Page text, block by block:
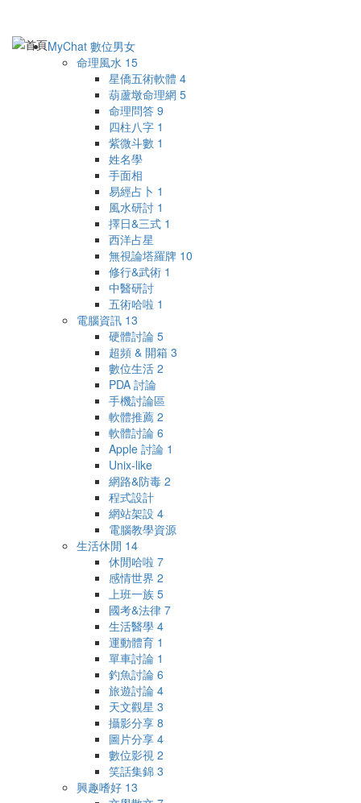
MyChat 數位男女
命理風水 15
星僑五術軟體 4
葫蘆墩命理網 5
命理問答 9
四柱八字 1
紫微斗數 1
姓名學
手面相
易經占卜 1
風水研討 1
擇日&三式 1
西洋占星
無視論塔羅牌 10
修行&武術 1
中醫研討
五術哈啦 1
電腦資訊 13
硬體討論 5
超頻 & 開箱 3
數位生活 2
PDA 討論
手機討論區
軟體推薦 2
軟體討論 6
Apple 討論 1
Unix-like
網路&防毒 2
程式設計
網站架設 4
電腦教學資源
生活休閒 14
休閒哈啦 7
感情世界 2
上班一族 5
國考&法律 7
生活醫學 4
運動體育 1
單車討論 1
釣魚討論 6
旅遊討論 4
天文觀星 3
攝影分享 8
圖片分享 4
數位影視 2
笑話集錦 3
興趣嗜好 13